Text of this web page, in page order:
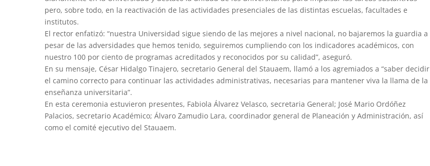
pero, sobre todo, en la reactivación de las actividades presenciales de las distintas escuelas, facultades e
institutos.
El rector enfatizó: “nuestra Universidad sigue siendo de las mejores a nivel nacional, no bajaremos la guardia a
pesar de las adversidades que hemos tenido, seguiremos cumpliendo con los indicadores académicos, con
nuestro 100 por ciento de programas acreditados y reconocidos por su calidad”, aseguró.
En su mensaje, César Hidalgo Tinajero, secretario General del Stauaem, llamó a los agremiados a “saber decidir
el camino correcto para continuar las actividades administrativas, necesarias para mantener viva la llama de la
enseñanza universitaria”.
En esta ceremonia estuvieron presentes, Fabiola Álvarez Velasco, secretaria General; José Mario Ordóñez
Palacios, secretario Académico; Álvaro Zamudio Lara, coordinador general de Planeación y Administración, así
como el comité ejecutivo del Stauaem.